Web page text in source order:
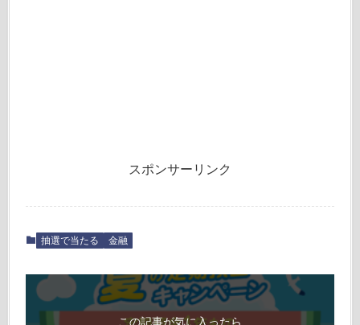
スポンサーリンク
抽選で当たる 金融
この記事が気に入ったら